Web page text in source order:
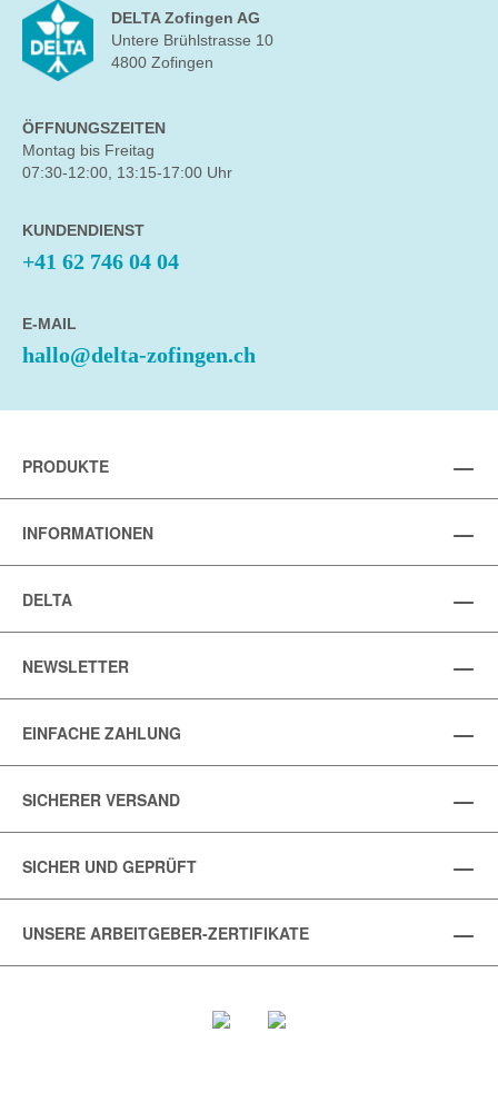
DELTA Zofingen AG
Untere Brühlstrasse 10
4800 Zofingen
ÖFFNUNGSZEITEN
Montag bis Freitag
07:30-12:00, 13:15-17:00 Uhr
KUNDENDIENST
+41 62 746 04 04
E-MAIL
hallo@delta-zofingen.ch
PRODUKTE
INFORMATIONEN
DELTA
NEWSLETTER
EINFACHE ZAHLUNG
SICHERER VERSAND
SICHER UND GEPRÜFT
UNSERE ARBEITGEBER-ZERTIFIKATE